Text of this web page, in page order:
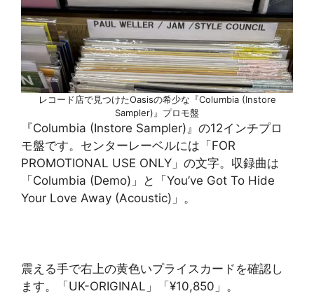
レコード店で見つけたOasisの希少な『Columbia (Instore
Sampler)』プロモ盤
『Columbia (Instore Sampler)』の12インチプロ
モ盤です。センターレーベルには「FOR
PROMOTIONAL USE ONLY」の文字。収録曲は
「Columbia (Demo)」と「You’ve Got To Hide
Your Love Away (Acoustic)」。
震える手で右上の黄色いプライスカードを確認し
ます。「UK-ORIGINAL」「¥10,850」。